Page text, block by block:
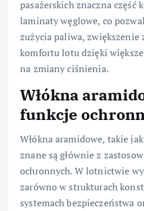
pasażerskich znaczna część
laminaty węglowe, co
zużycia paliwa, zwiększenie
komfortu lotu dzięki
na zmiany ciśnienia.
Włókna
funkcje
Włókna aramidowe, takie
znane są głównie z
ochronnych. W lotnictwie
zarówno w strukturach
systemach bezpieczeństwa